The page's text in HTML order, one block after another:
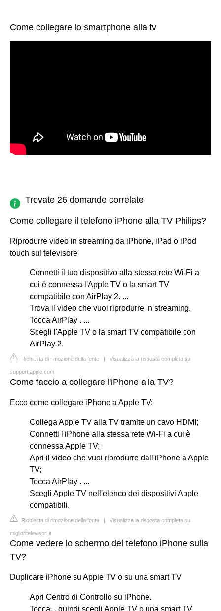
Come collegare lo smartphone alla tv
Trovate 26 domande correlate
Come collegare il telefono iPhone alla TV Philips?
Riprodurre video in streaming da iPhone, iPad o iPod
touch sul televisore
Connetti il tuo dispositivo alla stessa rete Wi-Fi a
cui è connessa l'Apple TV o la smart TV
compatibile con AirPlay 2. ...
Trova il video che vuoi riprodurre in streaming.
Tocca AirPlay . ...
Scegli l'Apple TV o la smart TV compatibile con
AirPlay 2.
Richiesta di rimozione della fonte | Visualizza la risposta completa su
support.apple.com
Come faccio a collegare l'iPhone alla TV?
Ecco come collegare iPhone a Apple TV:
Collega Apple TV alla TV tramite un cavo HDMI;
Connetti l'iPhone alla stessa rete Wi-Fi a cui è
connessa Apple TV;
Apri il video che vuoi riprodurre dall'iPhone a Apple
TV;
Tocca AirPlay . ...
Scegli Apple TV nell'elenco dei dispositivi Apple
compatibili.
Richiesta di rimozione della fonte | Visualizza la risposta completa su
miglioritelevisori.it
Come vedere lo schermo del telefono iPhone sulla
TV?
Duplicare iPhone su Apple TV o su una smart TV
Apri Centro di Controllo su iPhone.
Tocca. , quindi scegli Apple TV o una smart TV